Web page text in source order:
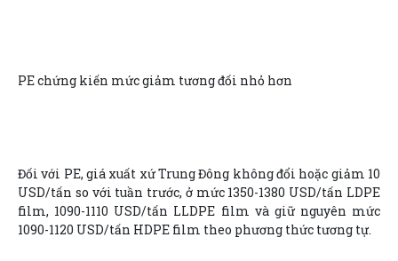
PE chứng kiến mức giảm tương đối nhỏ hơn
Đối với PE, giá xuất xứ Trung Đông không đổi hoặc giảm 10
USD/tấn so với tuần trước, ở mức 1350-1380 USD/tấn LDPE
film, 1090-1110 USD/tấn LLDPE film và giữ nguyên mức
1090-1120 USD/tấn HDPE film theo phương thức tương tự.